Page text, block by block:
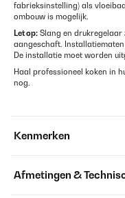
fabrieksinstelling) als
ombouw is mogelijk.
Let op: Slang en
aangeschaft.
De installatie moet worden
Haal professioneel koken in
nog.
Kenmerken
Afmetingen &